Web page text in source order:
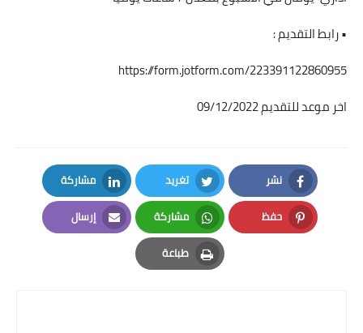
• رابط التقديم :
https://form.jotform.com/223391122860955
اخر موعد للتقديم 09/12/2022
نشر
Facebook
تغريد
Twitter
مشاركة
LinkedIn
حفظ
Pinterest
مشاركة
Whatsapp
إرسال
Email
طباعة
Print